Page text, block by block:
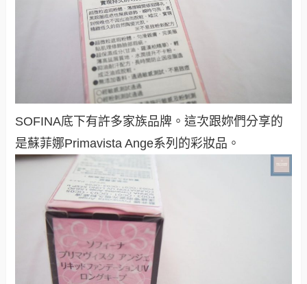
SOFINA底下有許多家族品牌。這次跟妳們分享的
是蘇菲娜Primavista Ange系列的彩妝品。